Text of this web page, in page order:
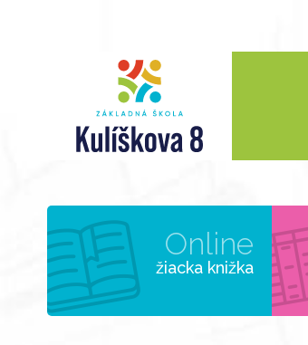
Online
žiacka knižka